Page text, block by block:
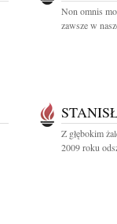
Non omnis
zawsze w
Z głębokim
2009 roku